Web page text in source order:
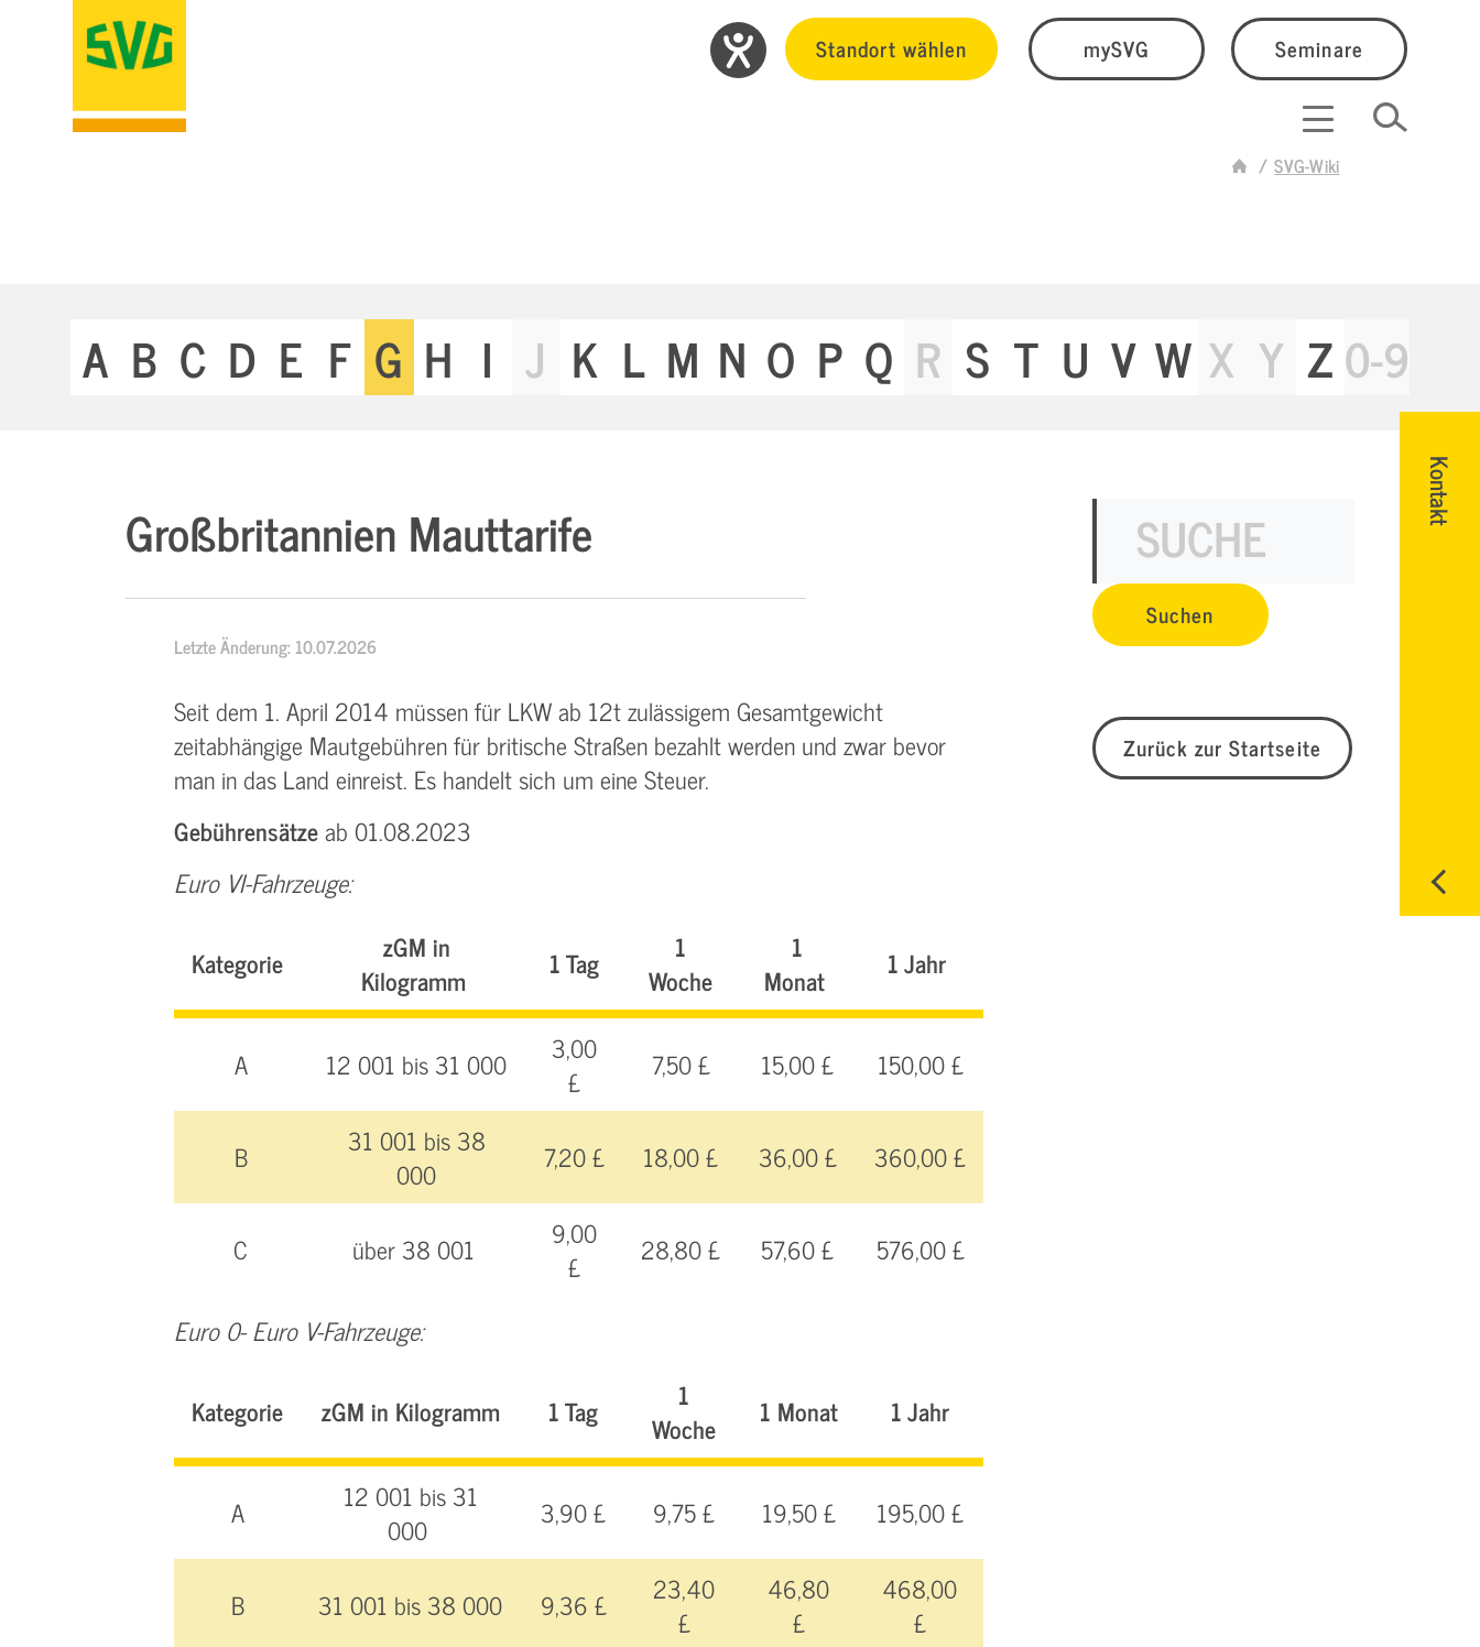
Standort wählen mySVG Seminare
SVG-Wiki
Kontakt
A B C D E F G H I J K L M N O P Q R S T U V W X Y Z0-9
Großbritannien Mauttarife
Letzte Änderung: 10.07.2026
Seit dem 1. April 2014 müssen für LKW ab 12t zulässigem Gesamtgewicht
zeitabhängige Mautgebühren für britische Straßen bezahlt werden und zwar bevor
man in das Land einreist. Es handelt sich um eine Steuer.
Gebührensätzeab 01.08.2023
Euro VI-Fahrzeuge:
Kategorie
zGM in
Kilogramm
1 Tag
1
Woche
1
Monat
1 Jahr
A 12 001 bis 31 000
3,00
£
7,50 £ 15,00 £ 150,00 £
B
31 001 bis 38
000
7,20 £ 18,00 £ 36,00 £ 360,00 £
C über 38 001
9,00
£
28,80 £ 57,60 £
576,00 £
Euro 0- Euro V-Fahrzeuge:
Kategorie
zGM in Kilogramm 1 Tag
1
Woche
1 Monat 1 Jahr
A
12 001 bis 31
000
3,90 £ 9,75 £ 19,50 £ 195,00 £
B 31 001 bis 38 000 9,36 £
23,40
£
46,80
£
468,00
£
Zurück zur Startseite